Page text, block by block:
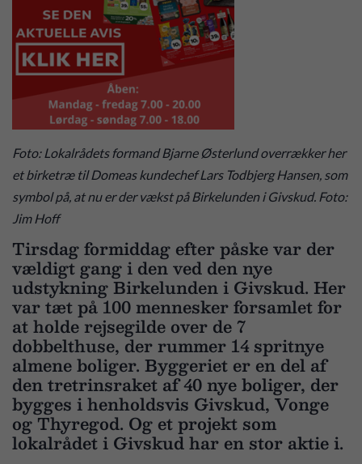
Foto: Lokalrådets formand Bjarne Østerlund overrækker her
et birketræ til Domeas kundechef Lars Todbjerg Hansen, som
symbol på, at nu er der vækst på Birkelunden i Givskud. Foto:
Jim Hoff
Tirsdag formiddag efter påske var der
vældigt gang i den ved den nye
udstykning Birkelunden i Givskud. Her
var tæt på 100 mennesker forsamlet for
at holde rejsegilde over de 7
dobbelthuse, der rummer 14 spritnye
almene boliger. Byggeriet er en del af
den tretrinsraket af 40 nye boliger, der
bygges i henholdsvis Givskud, Vonge
og Thyregod. Og et projekt som
lokalrådet i Givskud har en stor aktie i.